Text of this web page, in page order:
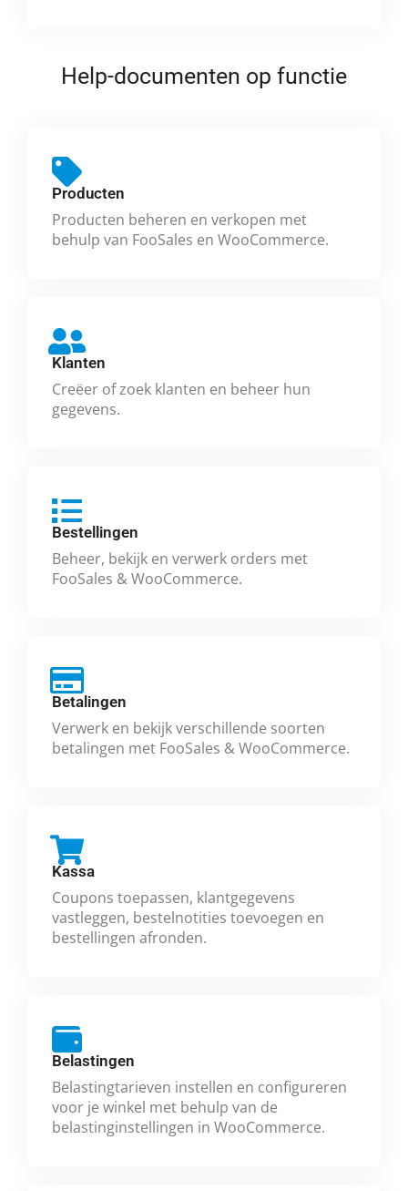
Help-documenten op functie
Producten
Producten beheren en verkopen met
behulp van FooSales en WooCommerce.
Klanten
Creëer of zoek klanten en beheer hun
gegevens.
Bestellingen
Beheer, bekijk en verwerk orders met
FooSales & WooCommerce.
Betalingen
Verwerk en bekijk verschillende soorten
betalingen met FooSales & WooCommerce.
Kassa
Coupons toepassen, klantgegevens
vastleggen, bestelnotities toevoegen en
bestellingen afronden.
Belastingen
Belastingtarieven instellen en configureren
voor je winkel met behulp van de
belastinginstellingen in WooCommerce.